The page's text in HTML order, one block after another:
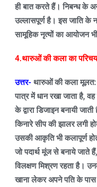
ही बात करते हैं।निबन्ध के
उल्लासपूर्ण है। इस जाति के
सामूहिक नृत्यों का आयोजन
4.थारुओं की कला का
उत्तर- थारुओं की कला
पात्र में धान रखा जाता है,वह
के द्वारा डिजाइन बनायी
किनारे सीप की झालर लगी
उसकी आकृति भी कलापूर्ण
जो पदार्थ मूंज से बनाये जाते हैं
विलक्षण मिश्रण रहता है।
खाना लेकर अपने पति के